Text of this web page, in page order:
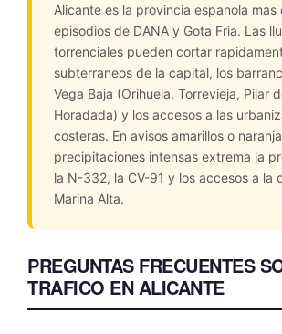
Alicante es la provincia espanola mas
episodios de DANA y Gota Fria. Las
torrenciales pueden cortar
subterraneos de la capital, los
Vega Baja (Orihuela, Torrevieja, Pilar
Horadada) y los accesos a las
costeras. En avisos amarillos o
precipitaciones intensas extrema la
la N-332, la CV-91 y los accesos a la
Marina Alta.
PREGUNTAS FRECUENTES
TRAFICO EN ALICANTE